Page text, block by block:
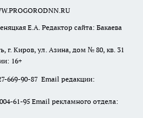
Е.А. Редактор сайта: Бакаева
г. Киров, ул. Азина, дом № 80, кв. 31
16+
669-90-87 Email редакции:
61-95 Email рекламного отдела: